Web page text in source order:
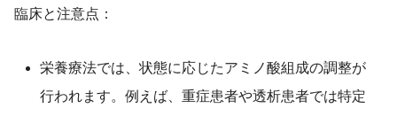
臨床と注意点：
栄養療法では、状態に応じたアミノ酸組成の調整が
行われます。例えば、重症患者や透析患者では特定